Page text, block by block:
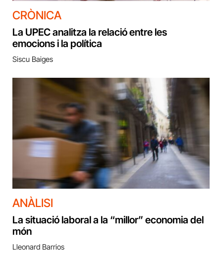
CRÒNICA
La UPEC analitza la relació entre les
emocions i la política
Siscu Baiges
ANÀLISI
La situació laboral a la “millor” economia del
món
Lleonard Barrios